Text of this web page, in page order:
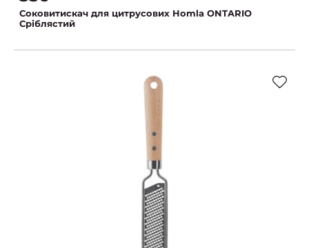
Соковитискач для цитрусових Homla ONTARIO
Сріблястий